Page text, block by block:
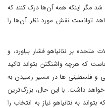
مگر اینکه همه آن‌ها درک کنند که
توانست نقش مورد نظر آن‌ها را
متحده بر نتانیاهو فشار بیاورد، و
که هرچه واشنگتن بتواند تاکید
و فلسطینی ها در مسیر رسیدن به
خواهد داشت. با این حال، بزرگ‌ترین
به نتانیاهو نیاز به انتخاب را